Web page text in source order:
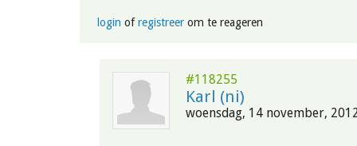
login ofregistreerom te reageren
#118255
Karl (ni)
woensdag, 14 november,